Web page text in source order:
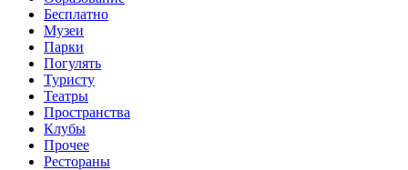
Бесплатно
Музеи
Парки
Погулять
Туристу
Театры
Пространства
Клубы
Прочее
Рестораны